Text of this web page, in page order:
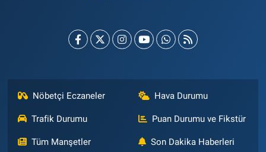
Nöbetçi Eczaneler Hava Durumu
Trafik Durumu Puan Durumu ve Fikstür
Tüm Manşetler Son Dakika Haberleri